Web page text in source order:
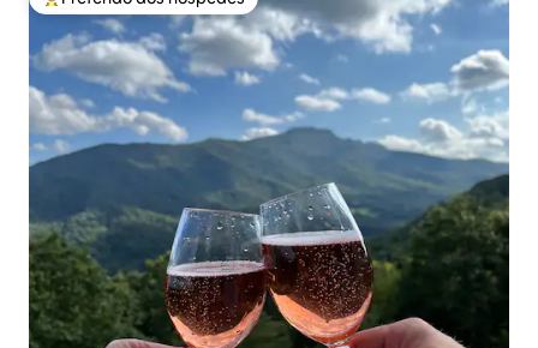
Entre os melhores preferidos dos hóspedes